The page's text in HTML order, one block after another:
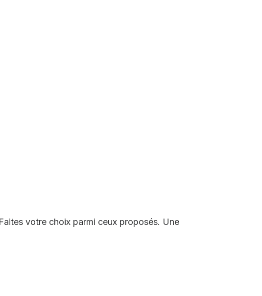
votre choix parmi ceux proposés. Une